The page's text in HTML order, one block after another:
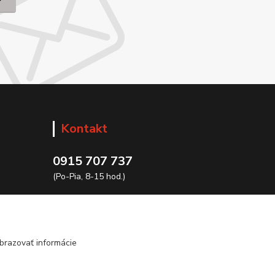
Kontakt
0915 707 737
(Po-Pia, 8-15 hod.)
informácie